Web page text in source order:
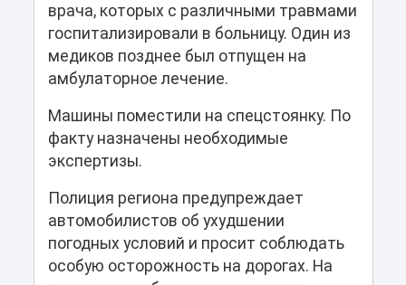
врача, которых с различными травмами
госпитализировали в больницу. Один из
медиков позднее был отпущен на
амбулаторное лечение.
Машины поместили на спецстоянку. По
факту назначены необходимые
экспертизы.
Полиция региона предупреждает
автомобилистов об ухудшении
погодных условий и просит соблюдать
особую осторожность на дорогах. На